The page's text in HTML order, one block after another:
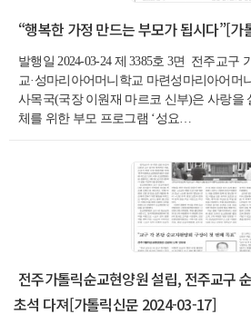
“행복한 가정 만드는 부모가 됩시다”[
발행일 2024-03-24 제 3385호 3면​ 전주교구
교·성마리아어머니학교 마련성마리아어머
사목국(국장 이원재 마르코 신부)은 사랑을
체를 위한 부모 프로그램 ‘성요…
전주가톨릭순교현양원 설립, 전주교구
초석 다져[가톨릭신문 2024-03-17]